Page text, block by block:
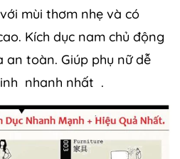
mùi thơm nhẹ và có
Kích dục nam chủ động
an toàn. Giúp phụ nữ dễ
nhanh nhất .